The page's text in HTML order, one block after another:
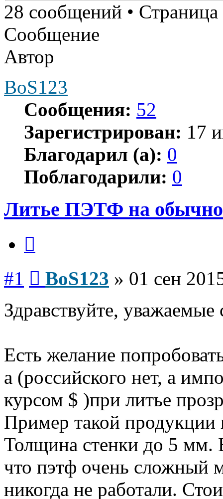
28 сообщений • Страница
Сообщение
Автор
BoS123
Сообщения: 52
Зарегистрирован: 17
Благодарил (а): 0
Поблагодарили: 0
Литье ПЭТФ на
#1 BoS123 » 01 сен
Здравствуйте, уважаемые
Есть желание
а (российского нет, а
курсом $ )при литье
Пример такой продукции
Толщина стенки до 5 мм.
что пэтф очень сложный
никогда не работали.